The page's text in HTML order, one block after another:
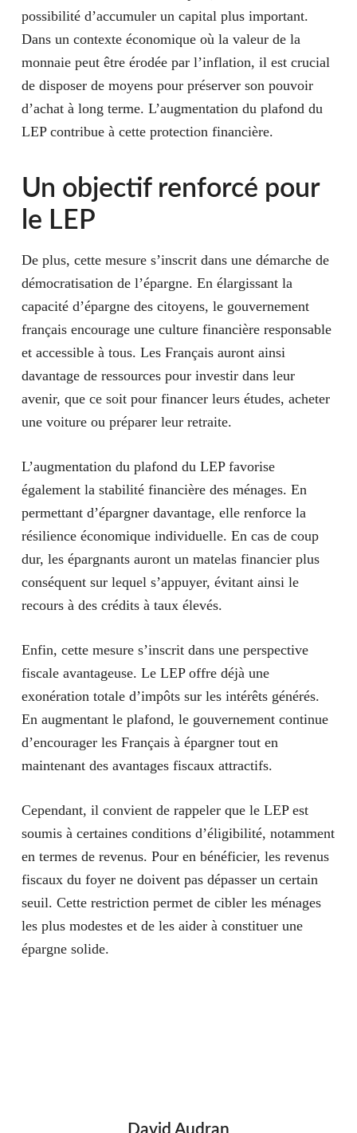
possibilité d’accumuler un capital plus important.
Dans un contexte économique où la valeur de la
monnaie peut être érodée par l’inflation, il est crucial
de disposer de moyens pour préserver son pouvoir
d’achat à long terme. L’augmentation du plafond du
LEP contribue à cette protection financière.
Un objectif renforcé pour
le LEP
De plus, cette mesure s’inscrit dans une démarche de
démocratisation de l’épargne. En élargissant la
capacité d’épargne des citoyens, le gouvernement
français encourage une culture financière responsable
et accessible à tous. Les Français auront ainsi
davantage de ressources pour investir dans leur
avenir, que ce soit pour financer leurs études, acheter
une voiture ou préparer leur retraite.
L’augmentation du plafond du LEP favorise
également la stabilité financière des ménages. En
permettant d’épargner davantage, elle renforce la
résilience économique individuelle. En cas de coup
dur, les épargnants auront un matelas financier plus
conséquent sur lequel s’appuyer, évitant ainsi le
recours à des crédits à taux élevés.
Enfin, cette mesure s’inscrit dans une perspective
fiscale avantageuse. Le LEP offre déjà une
exonération totale d’impôts sur les intérêts générés.
En augmentant le plafond, le gouvernement continue
d’encourager les Français à épargner tout en
maintenant des avantages fiscaux attractifs.
Cependant, il convient de rappeler que le LEP est
soumis à certaines conditions d’éligibilité, notamment
en termes de revenus. Pour en bénéficier, les revenus
fiscaux du foyer ne doivent pas dépasser un certain
seuil. Cette restriction permet de cibler les ménages
les plus modestes et de les aider à constituer une
épargne solide.
David Audran